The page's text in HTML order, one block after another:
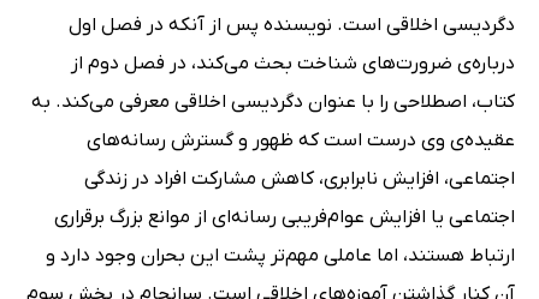
دگردیسی اخلاقی است. نویسنده پس از آنکه در فصل اول
درباره‌ی ضرورت‌های شناخت بحث می‌کند، در فصل دوم از
کتاب، اصطلاحی را با عنوان دگردیسی اخلاقی معرفی می‌کند. به
عقیده‌ی وی درست است که ظهور و گسترش رسانه‌های
اجتماعی، افزایش نابرابری، کاهش مشارکت افراد در زندگی
اجتماعی یا افزایش عوام‌فریبی رسانه‌ای از موانع بزرگ برقراری
ارتباط هستند، اما عاملی مهم‌تر پشت این بحران وجود دارد و
آن کنار گذاشتن آموزه‌‌های اخلاقی است. سرانجام در بخش سوم